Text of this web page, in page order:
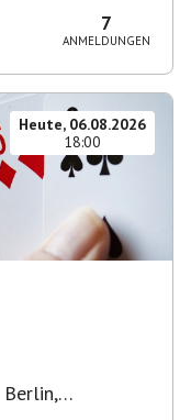
7
ANMELDUNGEN
Heute, 06.08.2026
18:00